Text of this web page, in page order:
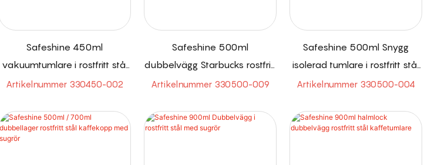
Safeshine 450ml
vakuumtumlare i rostfritt stål
med sugrör
Artikelnummer 330450-002
Safeshine 500ml
dubbelvägg Starbucks rostfritt
stål tumbler
Artikelnummer 330500-009
Safeshine 500ml Snygg
isolerad tumlare i rostfritt stål
med sugrör
Artikelnummer 330500-004